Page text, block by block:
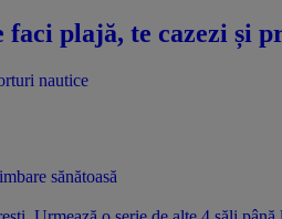
plajă, te cazezi și
sănătoasă